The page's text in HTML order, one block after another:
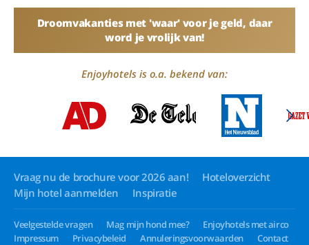
Droomvakanties met 'waar' voor je geld, daar
word je vrolijk van!
Enjoyhotels is o.a. bekend van:
Vraag nu de brochure voor 2026 aan!
Hoteloverzicht
Mijn hotel aanmelden
Inspiratie
Veelgestelde vragen Mag mijn hond mee?
Enjoyhotels met airco
Impressum
Privacybeleid Annuleringsvoorwaarden
Contact